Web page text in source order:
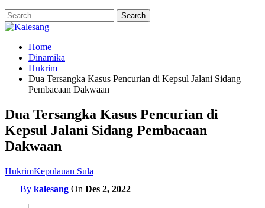
Home
Dinamika
Hukrim
Dua Tersangka Kasus Pencurian di Kepsul Jalani Sidang
Pembacaan Dakwaan
Dua Tersangka Kasus Pencurian di
Kepsul Jalani Sidang Pembacaan
Dakwaan
HukrimKepulauan Sula
By kalesang On Des 2, 2022